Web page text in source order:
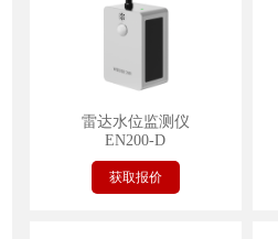
雷达水位监测仪
EN200-D
获取报价